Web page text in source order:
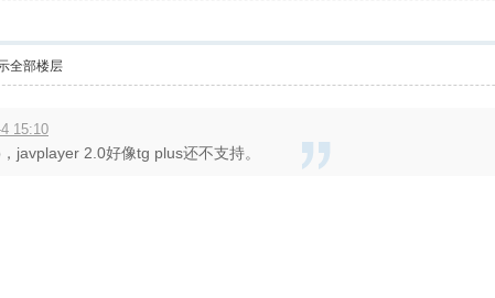
全部楼层
15:10
javplayer 2.0好像tg plus还不支持。